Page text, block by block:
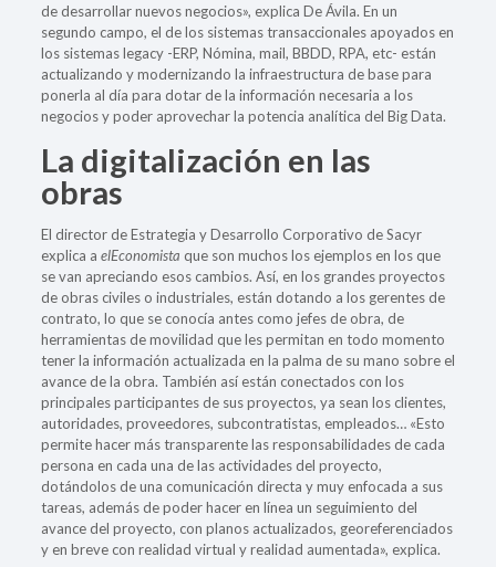
de desarrollar nuevos negocios», explica De Ávila. En un
segundo campo, el de los sistemas transaccionales apoyados en
los sistemas legacy -ERP, Nómina, mail, BBDD, RPA, etc- están
actualizando y modernizando la infraestructura de base para
ponerla al día para dotar de la información necesaria a los
negocios y poder aprovechar la potencia analítica del Big Data.
La digitalización en las
obras
El director de Estrategia y Desarrollo Corporativo de Sacyr
explica a elEconomista que son muchos los ejemplos en los que
se van apreciando esos cambios. Así, en los grandes proyectos
de obras civiles o industriales, están dotando a los gerentes de
contrato, lo que se conocía antes como jefes de obra, de
herramientas de movilidad que les permitan en todo momento
tener la información actualizada en la palma de su mano sobre el
avance de la obra. También así están conectados con los
principales participantes de sus proyectos, ya sean los clientes,
autoridades, proveedores, subcontratistas, empleados… «Esto
permite hacer más transparente las responsabilidades de cada
persona en cada una de las actividades del proyecto,
dotándolos de una comunicación directa y muy enfocada a sus
tareas, además de poder hacer en línea un seguimiento del
avance del proyecto, con planos actualizados, georeferenciados
y en breve con realidad virtual y realidad aumentada», explica.